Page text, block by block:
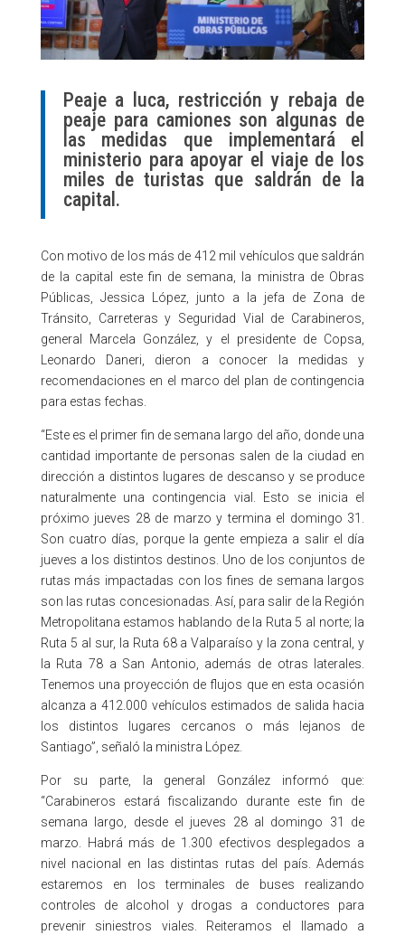
Peaje a luca, restricción y rebaja de
peaje para camiones son algunas de
las medidas que implementará el
ministerio para apoyar el viaje de los
miles de turistas que saldrán de la
capital.
Con motivo de los más de 412 mil vehículos que saldrán
de la capital este fin de semana, la ministra de Obras
Públicas, Jessica López, junto a la jefa de Zona de
Tránsito, Carreteras y Seguridad Vial de Carabineros,
general Marcela González, y el presidente de Copsa,
Leonardo Daneri, dieron a conocer la medidas y
recomendaciones en el marco del plan de contingencia
para estas fechas.
“Este es el primer fin de semana largo del año, donde una
cantidad importante de personas salen de la ciudad en
dirección a distintos lugares de descanso y se produce
naturalmente una contingencia vial. Esto se inicia el
próximo jueves 28 de marzo y termina el domingo 31.
Son cuatro días, porque la gente empieza a salir el día
jueves a los distintos destinos. Uno de los conjuntos de
rutas más impactadas con los fines de semana largos
son las rutas concesionadas. Así, para salir de la Región
Metropolitana estamos hablando de la Ruta 5 al norte; la
Ruta 5 al sur, la Ruta 68 a Valparaíso y la zona central, y
la Ruta 78 a San Antonio, además de otras laterales.
Tenemos una proyección de flujos que en esta ocasión
alcanza a 412.000 vehículos estimados de salida hacia
los distintos lugares cercanos o más lejanos de
Santiago”, señaló la ministra López.
Por su parte, la general González informó que:
“Carabineros estará fiscalizando durante este fin de
semana largo, desde el jueves 28 al domingo 31 de
marzo. Habrá más de 1.300 efectivos desplegados a
nivel nacional en las distintas rutas del país. Además
estaremos en los terminales de buses realizando
controles de alcohol y drogas a conductores para
prevenir siniestros viales. Reiteramos el llamado a